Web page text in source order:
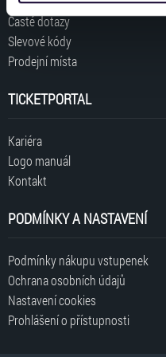
získali v důsledku toho,
typy cookies používáme,
zpracování upravíte
volbu můžete kdykoliv
Časté dotazy
Slevové kódy
Prodejní místa
TICKETPORTAL
Kariéra
Logo manuál
Kontakt
PODMÍNKY A NASTAVENÍ
Podmínky nákupu vstupenek
Ochrana osobních údajů
Nastavení cookies
Prohlášení o přístupnosti